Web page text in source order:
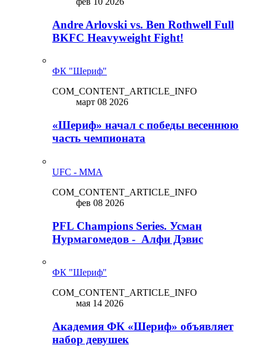
Andre Arlovski vs. Ben Rothwell Full
BKFC Heavyweight Fight!
ФК "Шериф"
COM_CONTENT_ARTICLE_INFO
март 08 2026
«Шериф» начал с победы весеннюю
часть чемпионата
UFC - MMA
COM_CONTENT_ARTICLE_INFO
фев 08 2026
PFL Champions Series. Усман
Нурмагомедов - Алфи Дэвис
ФК "Шериф"
COM_CONTENT_ARTICLE_INFO
мая 14 2026
Академия ФК «Шериф» объявляет
набор девушек